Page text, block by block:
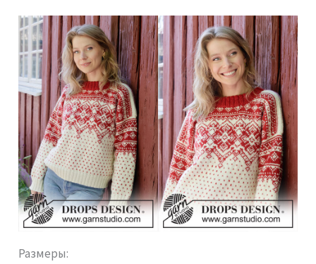
Размеры: